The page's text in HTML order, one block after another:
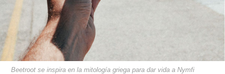
Beetroot se inspira en la mitología griega para dar vida a Nymfi